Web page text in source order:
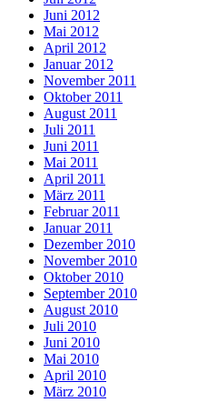
Juni 2012
Mai 2012
April 2012
Januar 2012
November 2011
Oktober 2011
August 2011
Juli 2011
Juni 2011
Mai 2011
April 2011
März 2011
Februar 2011
Januar 2011
Dezember 2010
November 2010
Oktober 2010
September 2010
August 2010
Juli 2010
Juni 2010
Mai 2010
April 2010
März 2010